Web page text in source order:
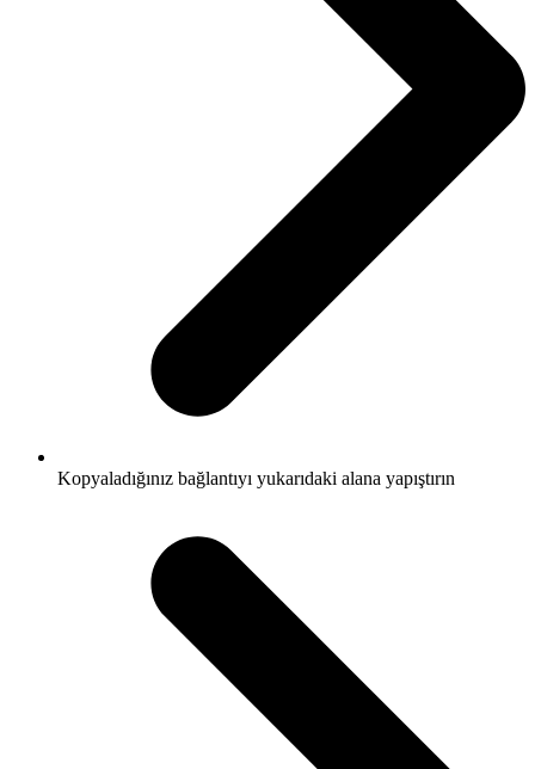
Kopyaladığınız bağlantıyı yukarıdaki alana yapıştırın